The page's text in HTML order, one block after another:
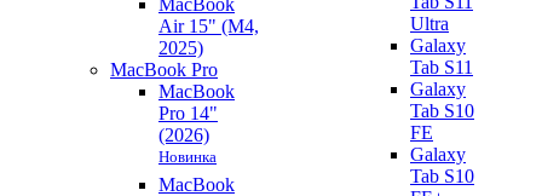
MacBook
Air 15" (M4,
2025)
MacBook Pro
MacBook
Pro 14"
(2026)
Новинка
MacBook
Ultra
Galaxy
Tab S11
Galaxy
Tab S10
FE
Galaxy
Tab S10